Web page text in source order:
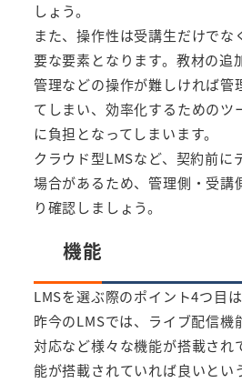
しょう。
また、操作性は受講生だけでな
要な要素となります。教材の追
管理などの操作が難しければ管
てしまい、効率化するためのツ
に負担となってしまいます。
クラウド型LMSなど、契約前に
場合があるため、管理側・受講
り確認しましょう。
機能
LMSを選ぶ際のポイント4つ目は
昨今のLMSでは、ライブ配信機
対応など様々な機能が搭載され
能が搭載されていれば良いとい